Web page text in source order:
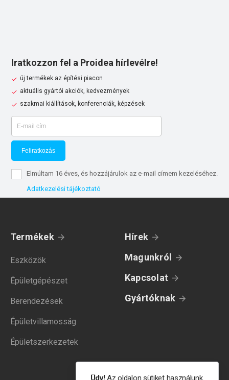
Iratkozzon fel a Proidea hírlevélre!
új termékek az építési piacon
aktuális gyártói akciók, kedvezmények
szakmai kiállítások, konferenciák, képzések
Feliratkozás
Elmúltam 16 éves, és hozzájárulok az e-mail címem kezeléséhez.
Adatkezelési tájékoztató
Termékek
Eszközök
Épületgépészet
Berendezések
Épületvillamosság
Épületszerkezetek
Hírek
Magunkról
Kapcsolat
Gyártóknak
Üdv!Az oldalon sütiket használunk.